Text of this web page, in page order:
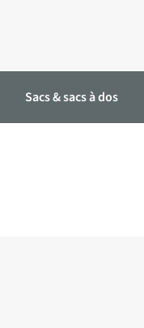
Sacs & sacs à dos